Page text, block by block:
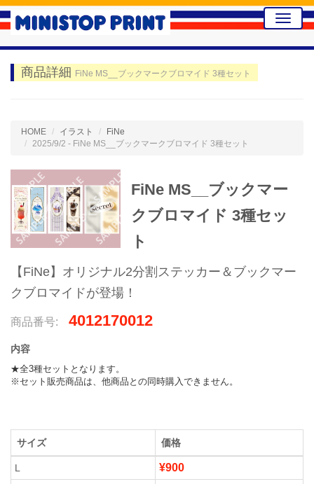
Toggle
商品詳細 FiNe MS__ブックマークブロマイド 3種セット
HOME イラスト
FiNe
2025/9/2 - FiNe MS__ブックマークブロマイド 3種セット
FiNe MS__ブックマー
クブロマイド 3種セッ
ト
【FiNe】オリジナル2分割ステッカー＆ブックマー
クブロマイドが登場！
商品番号: 4012170012
内容
★全3種セットとなります。
※セット販売商品は、他商品との同時購入できません。
サイズ 価格
L ¥900